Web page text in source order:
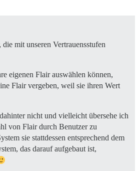
mit unseren Vertrauensstufen
eigenen Flair auswählen können,
Flair vergeben, weil sie ihren Wert
nicht und vielleicht übersehe ich
von Flair durch Benutzer zu
sie stattdessen entsprechend dem
das darauf aufgebaut ist,